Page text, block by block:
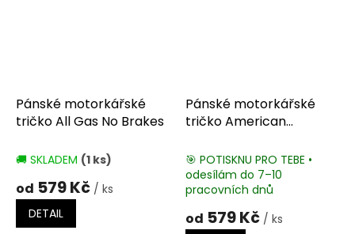
Pánské motorkářské
tričko All Gas No Brakes
🚚 SKLADEM (1 ks)
od 579 Kč / ks
DETAIL
Pánské motorkářské
tričko American
🎯 POTISKNU PRO TEBE •
odesílám do 7–10
pracovních dnů
od 579 Kč / ks